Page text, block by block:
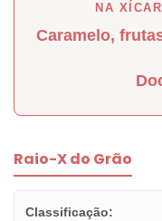
NA
Caramelo,
Raio-X do Grão
Classificação: